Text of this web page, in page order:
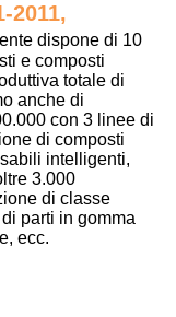
2011,
dispone di 10
e composti
totale di
anche di
con 3 linee di
di composti
intelligenti,
3.000
di classe
parti in gomma
ecc.